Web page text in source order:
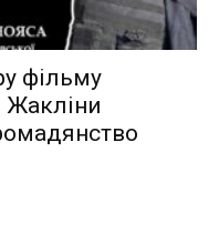
фільму
Жакліни